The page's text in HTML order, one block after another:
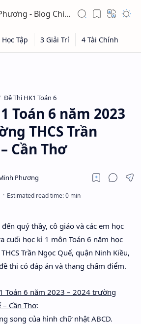
thức Chứng khoán & Tài liệu Toán học
Đề Thi HK1 Toán 6
Toán 6 năm 2023
THCS Trần
Cần Thơ
quý thầy, cô giáo và các em học
cuối học kì 1 môn Toán 6 năm học
Trần Ngọc Quế, quận Ninh Kiều,
thi có đáp án và thang chấm điểm.
Toán 6 năm 2023 – 2024 trường
– Cần Thơ:
song của hình chữ nhật ABCD.